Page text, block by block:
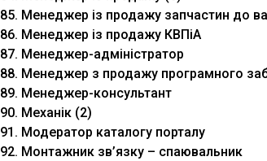
85. Менеджер із продажу запчастин до
86. Менеджер із продажу КВПіА
87. Менеджер-адміністратор
88. Менеджер з продажу програмного
89. Менеджер-консультант
90. Механік (2)
91. Модератор каталогу порталу
92. Монтажник зв’язку – спаювальник